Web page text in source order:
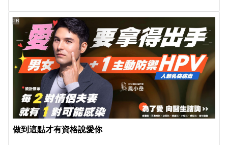
做到這點才有資格說愛你
PR